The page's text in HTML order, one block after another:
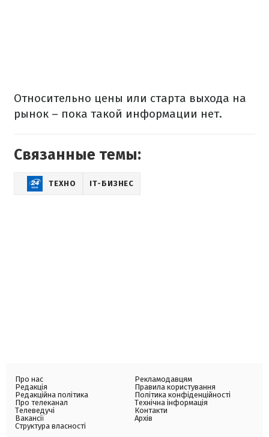
Относительно цены или старта выхода на
рынок – пока такой информации нет.
Связанные темы:
ТЕХНО IT-БИЗНЕС
Про нас
Редакція
Редакційна політика
Про телеканал
Телеведучі
Вакансії
Структура власності
Рекламодавцям
Правила користування
Політика конфіденційності
Технічна інформація
Контакти
Архів